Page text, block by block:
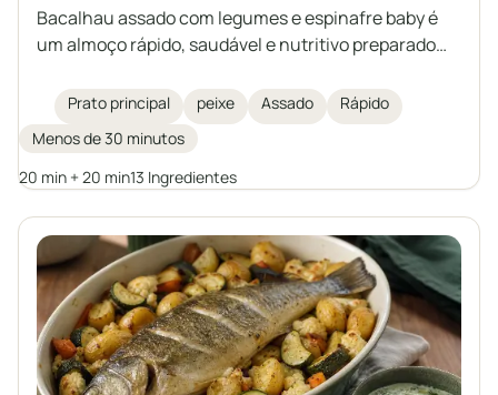
Bacalhau assado com legumes e espinafre baby é
um almoço rápido, saudável e nutritivo preparado
são assados sobre legumes com a adição de
especiarias aromáticas, azeite e manteiga
clarificada. Uma excelente sugestão de prato
principal para toda a família.
Prato principal peixe Assado
Rápido
Menos de 30 minutos
20 min + 20 min13 Ingredientes